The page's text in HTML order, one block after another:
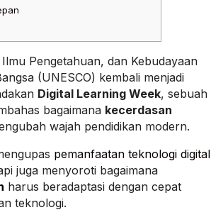
Pengetahuan, dan Kebudayaan
(UNESCO) kembali menjadi
Digital Learning Week, sebuah
bagaimana kecerdasan
wajah pendidikan modern.
pemanfaatan teknologi digital
juga menyoroti bagaimana
harus beradaptasi dengan cepat
teknologi.